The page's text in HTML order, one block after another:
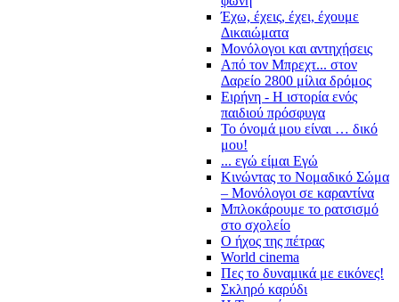
Έχω, έχεις, έχει, έχουμε
Δικαιώματα
Μονόλογοι και αντηχήσεις
Από τον Μπρεχτ... στον
Δαρείο 2800 μίλια δρόμος
Ειρήνη - Η ιστορία ενός
παιδιού πρόσφυγα
Το όνομά μου είναι … δικό
μου!
... εγώ είμαι Εγώ
Κινώντας το Νομαδικό Σώμα
– Μονόλογοι σε καραντίνα
Μπλοκάρουμε το ρατσισμό
στο σχολείο
Ο ήχος της πέτρας
World cinema
Πες το δυναμικά με εικόνες!
Σκληρό καρύδι